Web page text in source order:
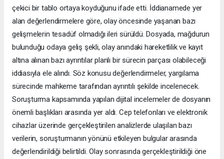
çekici bir tablo ortaya koyduğunu ifade etti. İddianamede yer
alan değerlendirmelere göre, olay öncesinde yaşanan bazı
gelişmelerin tesadüf olmadığı ileri sürüldü. Dosyada, mağdurun
bulunduğu odaya geliş şekli, olay anındaki hareketlilik ve kayıt
altına alınan bazı ayrıntılar planlı bir sürecin parçası olabileceği
iddiasıyla ele alındı. Söz konusu değerlendirmeler, yargılama
sürecinde mahkeme tarafından ayrıntılı şekilde incelenecek.
Soruşturma kapsamında yapılan dijital incelemeler de dosyanın
önemli başlıkları arasında yer aldı. Cep telefonları ve elektronik
cihazlar üzerinde gerçekleştirilen analizlerde ulaşılan bazı
verilerin, soruşturmanın yönünü etkileyen bulgular arasında
değerlendirildiği belirtildi. Olay sonrasında gerçekleştirildiği öne